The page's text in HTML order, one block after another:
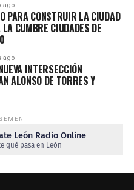
ago
PARA CONSTRUIR LA CIUDAD
CUMBRE CIUDADES DE
ago
INTERSECCIÓN
ALONSO DE TORRES Y